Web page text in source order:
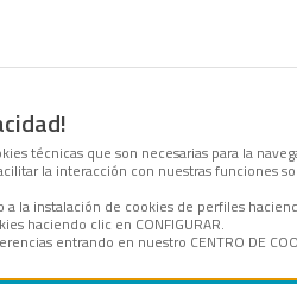
técnicas que son necesarias para la
la interacción con nuestras funciones
la instalación de cookies de perfiles
haciendo clic en CONFIGURAR.
entrando en nuestro CENTRO DE